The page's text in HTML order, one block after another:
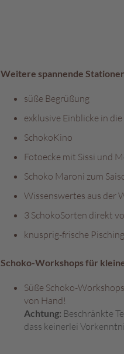
Weitere spannende
süße Begrüßung
exklusive Einblicke in
SchokoKino
Fotoecke mit Sissi und
Schoko Maroni zum
Wissenswertes aus der
3 SchokoSorten direkt
knusprig-frische
Schoko-Workshops für
Süße Schoko-
von Hand!
Achtung: Beschränkte
dass keinerlei